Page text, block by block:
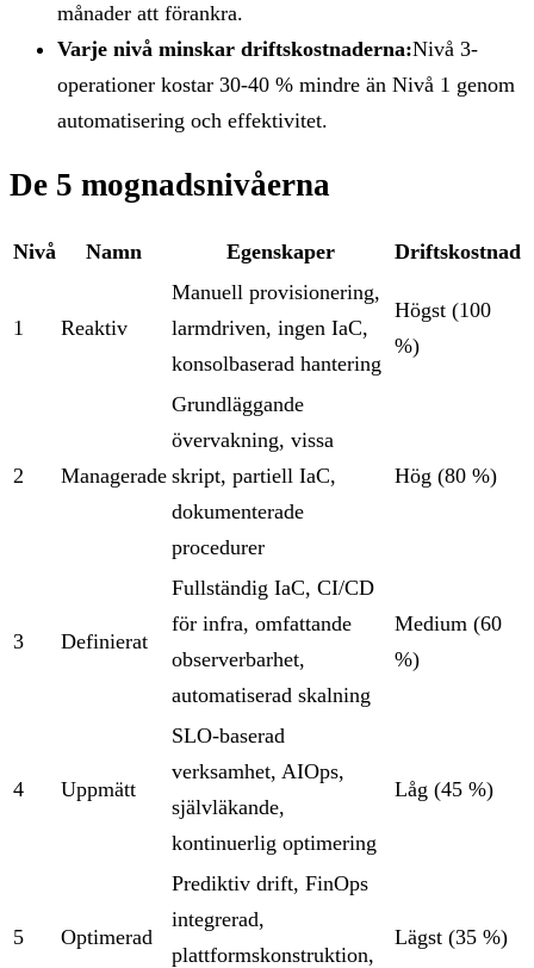
månader att förankra.
Varje nivå minskar driftskostnaderna:Nivå 3-
operationer kostar 30-40 % mindre än Nivå 1 genom
automatisering och effektivitet.
De 5 mognadsnivåerna
Nivå Namn Egenskaper Driftskostnad
1 Reaktiv
Manuell provisionering,
larmdriven, ingen IaC,
konsolbaserad hantering
Högst (100
%)
2 Managerade
Grundläggande
övervakning, vissa
skript, partiell IaC,
dokumenterade
procedurer
Hög (80 %)
3 Definierat
Fullständig IaC, CI/CD
för infra, omfattande
observerbarhet,
automatiserad skalning
Medium (60
%)
4 Uppmätt
SLO-baserad
verksamhet, AIOps,
självläkande,
kontinuerlig optimering
Låg (45 %)
5 Optimerad
Prediktiv drift, FinOps
integrerad,
plattformskonstruktion,
Lägst (35 %)